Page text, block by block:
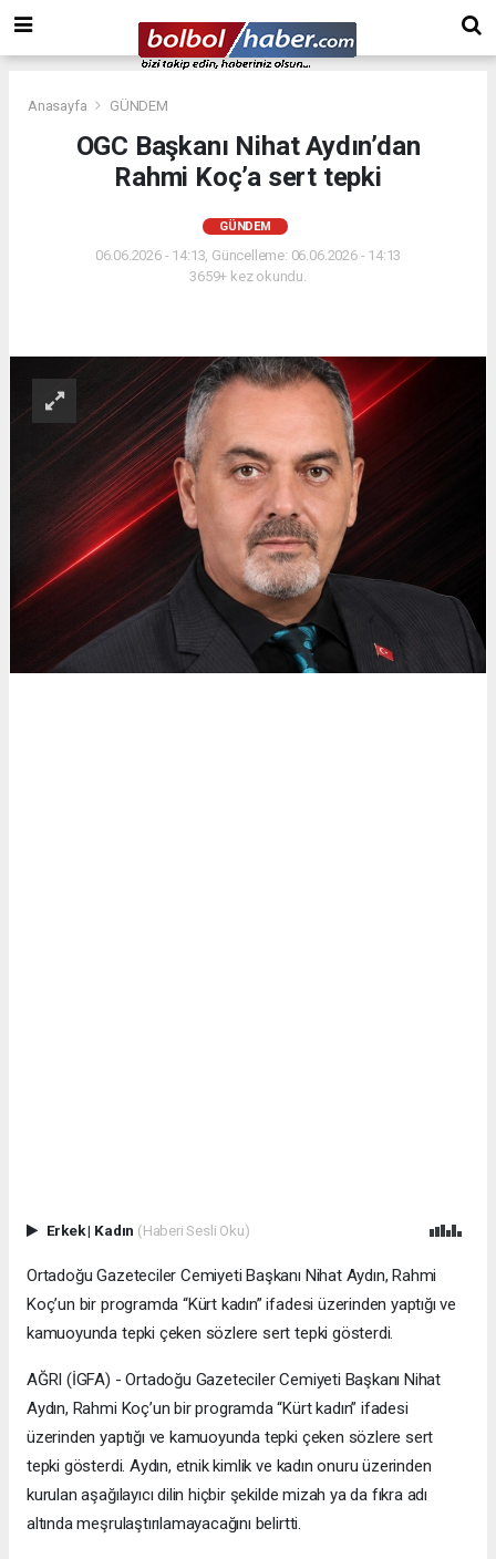
Anasayfa GÜNDEM
OGC Başkanı Nihat Aydın’dan
Rahmi Koç’a sert tepki
GÜNDEM
06.06.2026 - 14:13, Güncelleme: 06.06.2026 - 14:13
3659+ kez okundu.
Erkek| Kadın (Haberi Sesli Oku)
Ortadoğu Gazeteciler Cemiyeti Başkanı Nihat Aydın, Rahmi
Koç’un bir programda “Kürt kadın” ifadesi üzerinden yaptığı ve
kamuoyunda tepki çeken sözlere sert tepki gösterdi.
AĞRI (İGFA) - Ortadoğu Gazeteciler Cemiyeti Başkanı Nihat
Aydın, Rahmi Koç’un bir programda “Kürt kadın” ifadesi
üzerinden yaptığı ve kamuoyunda tepki çeken sözlere sert
tepki gösterdi. Aydın, etnik kimlik ve kadın onuru üzerinden
kurulan aşağılayıcı dilin hiçbir şekilde mizah ya da fıkra adı
altında meşrulaştırılamayacağını belirtti.